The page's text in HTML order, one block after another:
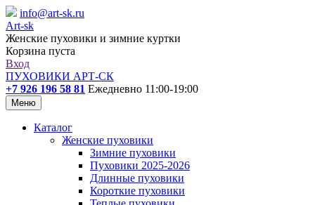
info@art-sk.ru
Art-sk
Женские пуховики и зимние куртки
Корзина пуста
Вход
ПУХОВИКИ АРТ-СК
+7 926 196 58 81 Ежедневно 11:00-19:00
Меню
Каталог
Женские пуховики
Зимние пуховики
Пуховики 2025-2026
Длинные пуховики
Короткие пуховики